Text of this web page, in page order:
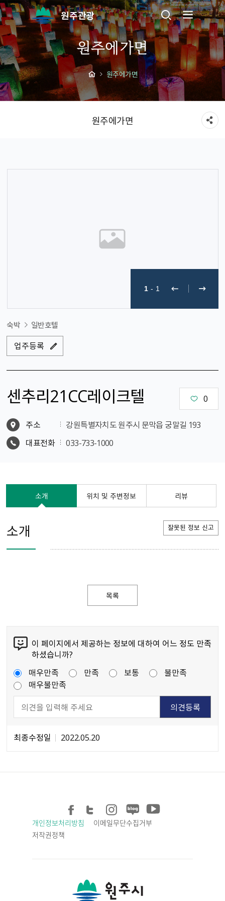
원주관광
원주에가면
원주에가면
원주에가면
1 - 1
숙박 일반호텔
업주등록
센추리21CC레이크텔 0
주소
강원특별자치도 원주시 문막읍 궁말길 193
대표전화
033-733-1000
소개 위치 및 주변정보 리뷰
소개 잘못된 정보 신고
목록
이 페이지에서 제공하는 정보에 대하여 어느 정도 만족
하셨습니까?
매우만족
만족 보통
불만족
매우불만족
최종수정일 2022.05.20
개인정보처리방침
이메일무단수집거부
저작권정책